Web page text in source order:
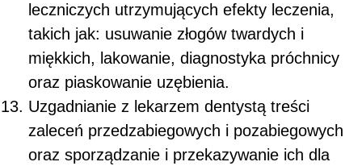
leczniczych utrzymujących efekty leczenia,
takich jak: usuwanie złogów twardych i
miękkich, lakowanie, diagnostyka próchnicy
oraz piaskowanie uzębienia.
Uzgadnianie z lekarzem dentystą treści
zaleceń przedzabiegowych i pozabiegowych
oraz sporządzanie i przekazywanie ich dla